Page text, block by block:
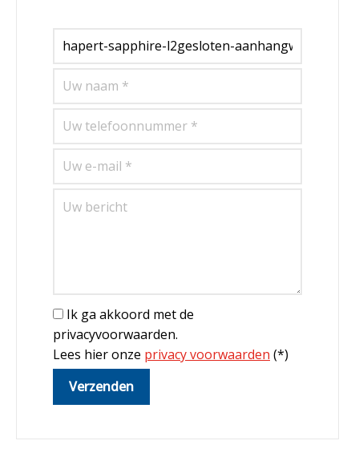
Ik ga akkoord met de
privacyvoorwaarden.
Lees hier onze privacy voorwaarden (*)